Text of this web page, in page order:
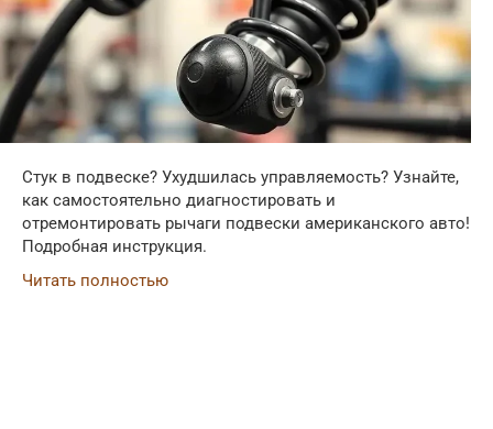
Стук в подвеске? Ухудшилась управляемость? Узнайте,
как самостоятельно диагностировать и
отремонтировать рычаги подвески американского авто!
Подробная инструкция.
Читать полностью